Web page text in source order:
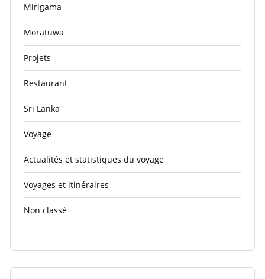
Mirigama
Moratuwa
Projets
Restaurant
Sri Lanka
Voyage
Actualités et statistiques du voyage
Voyages et itinéraires
Non classé